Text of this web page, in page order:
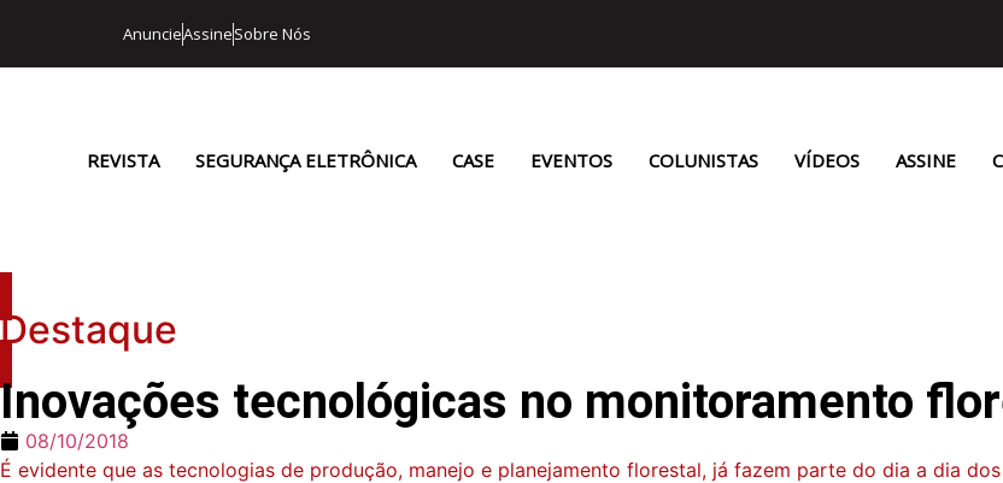
AnuncieAssineSobre Nós
REVISTA SEGURANÇA ELETRÔNICA CASE EVENTOS COLUNISTAS VÍDEOS ASSINE
Destaque
Inovações tecnológicas no monitoramento
08/10/2018
É evidente que as tecnologias de produção, manejo e planejamento florestal, já fazem parte do dia a dia